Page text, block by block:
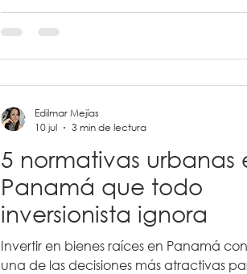
en las afueras.
5 normativas urbanas
Panamá que todo
inversionista ignora
Invertir en bienes raíces en Panamá
una de las decisiones más atractivas
Edilmar Mejías
10 jul
3 min de lectura